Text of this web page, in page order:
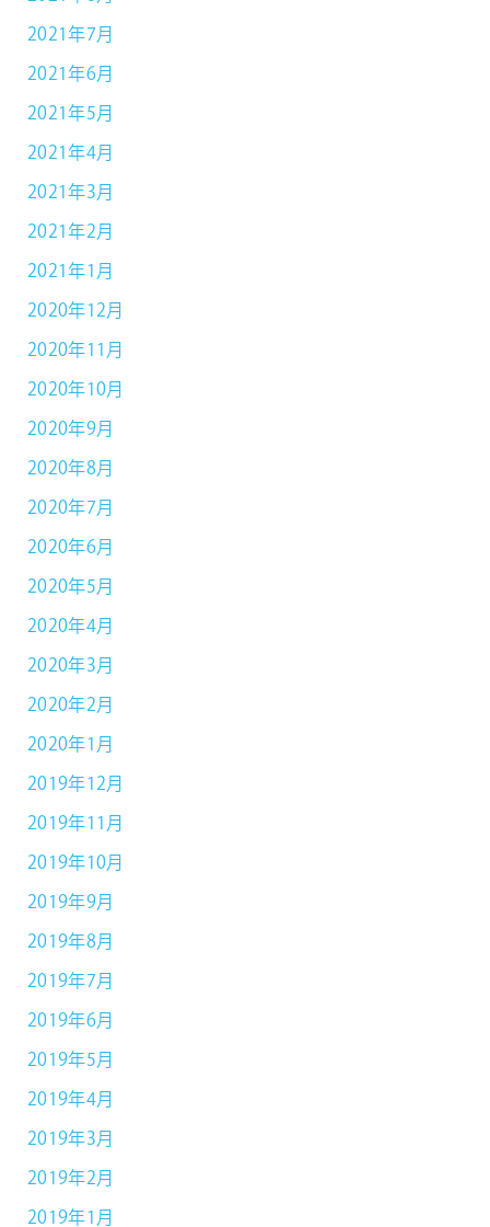
2021年7月
2021年6月
2021年5月
2021年4月
2021年3月
2021年2月
2021年1月
2020年12月
2020年11月
2020年10月
2020年9月
2020年8月
2020年7月
2020年6月
2020年5月
2020年4月
2020年3月
2020年2月
2020年1月
2019年12月
2019年11月
2019年10月
2019年9月
2019年8月
2019年7月
2019年6月
2019年5月
2019年4月
2019年3月
2019年2月
2019年1月